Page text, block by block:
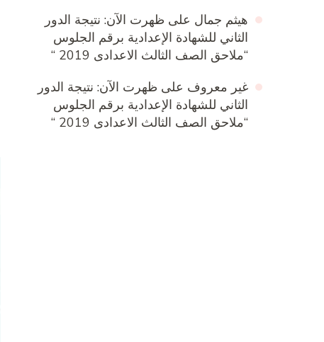
هيثم جمال على ظهرت الآن: نتيجة الدور
الثاني للشهادة الإعدادية برقم الجلوس
“ملاحق الصف الثالث الاعدادى 2019 “
غير معروف على ظهرت الآن: نتيجة الدور
الثاني للشهادة الإعدادية برقم الجلوس
“ملاحق الصف الثالث الاعدادى 2019 “